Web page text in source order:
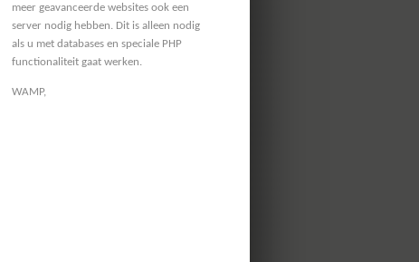
meer geavanceerde websites ook een
server nodig hebben. Dit is alleen nodig
als u met databases en speciale PHP
functionaliteit gaat werken.
WAMP,